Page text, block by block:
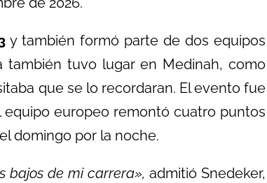
y también formó parte de dos equipos
también tuvo lugar en Medinah, como
que se lo recordaran. El evento fue
equipo europeo remontó cuatro puntos
domingo por la noche.
bajos de mi carrera», admitió Snedeker,